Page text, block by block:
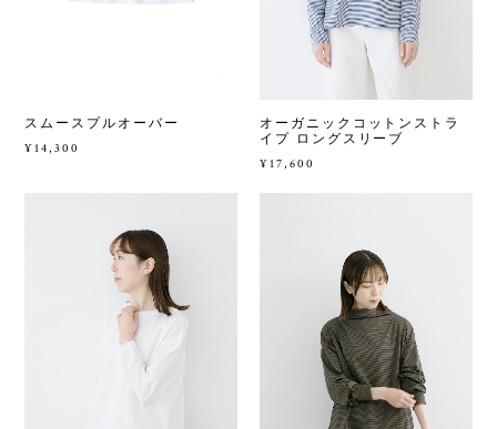
スムースプルオーバー
¥14,300
オーガニックコットンストラ
イプ ロングスリーブ
¥17,600